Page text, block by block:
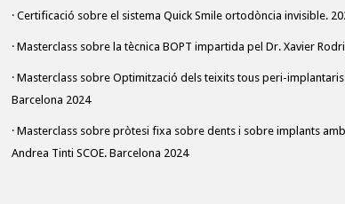
· Certificació sobre el sistema Quick Smile ortodòncia invisible.
· Masterclass sobre la tècnica BOPT impartida pel Dr. Xavier
· Masterclass sobre Optimització dels teixits tous peri-
Barcelona 2024
· Masterclass sobre pròtesi fixa sobre dents i sobre implants
Andrea Tinti SCOE. Barcelona 2024